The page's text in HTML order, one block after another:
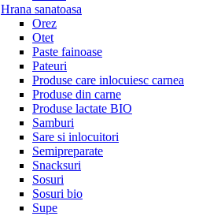
Hrana sanatoasa
Orez
Otet
Paste fainoase
Pateuri
Produse care inlocuiesc carnea
Produse din carne
Produse lactate BIO
Samburi
Sare si inlocuitori
Semipreparate
Snacksuri
Sosuri
Sosuri bio
Supe